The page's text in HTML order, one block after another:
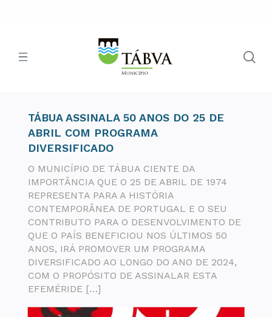
TÁBUA ASSINALA 50 ANOS DO 25 DE
ABRIL COM PROGRAMA
DIVERSIFICADO
O MUNICÍPIO DE TÁBUA CIENTE DA
IMPORTÂNCIA QUE O 25 DE ABRIL DE 1974
REPRESENTA PARA A HISTÓRIA
CONTEMPORÂNEA DE PORTUGAL E O SEU
CONTRIBUTO PARA O DESENVOLVIMENTO DE
QUE O PAÍS BENEFICIOU NOS ÚLTIMOS 50
ANOS, IRÁ PROMOVER UM PROGRAMA
DIVERSIFICADO AO LONGO DO ANO DE 2024,
COM O PROPÓSITO DE ASSINALAR ESTA
EFEMÉRIDE […]